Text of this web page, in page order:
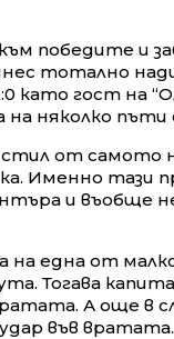
победите и
тотално
като гост на
няколко пъти
от самото
Именно тази
и въобще
на една от
Тогава
А още в
във вратата.